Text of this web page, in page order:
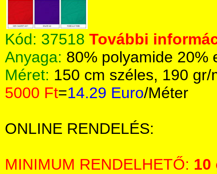
Kód: 37518 További
Anyaga: 80% polyamide 20%
Méret: 150 cm széles, 190 gr/
5000 Ft=14.29 Euro/Méter
ONLINE RENDELÉS:
MINIMUM RENDELHETŐ: 10